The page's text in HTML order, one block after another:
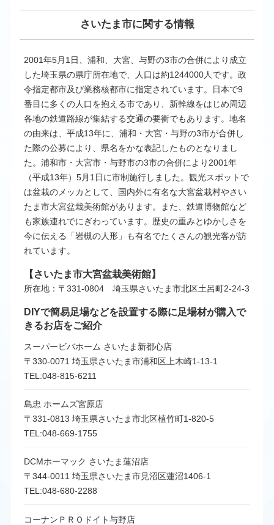
西浦和
南浦和
武蔵浦和
浦和美園
与野
与野本町
岩槻
東岩槻
宮原
東宮原
さいたま新都心
土呂
鉄道博物館
日進
七里
指扇
加茂宮
吉野原
今羽
大和田
さいたま市に関する情報
2001年5月1日、浦和、大宮、与野の3市の合併により成立
した埼玉県の県庁所在地で、人口は約1244000人です。政
令指定都市及び業務核都市に指定されています。日本で9
番目に多くの人口を抱える市であり、新幹線をはじめ周辺
各地の鉄道路線が集結する交通の要衝でもあります。地名
の由来は、平成13年に、浦和・大宮・与野の3市が合併し
た際の公募により、県名をかな表記したものとなりまし
た。浦和市・大宮市・与野市の3市の合併により2001年
（平成13年）5月1日に市制施行しました。観光スポットで
は盆栽のメッカとして、国内外に有名な大宮盆栽村やさい
たま市大宮盆栽美術館があります。また、鉄道博物館など
も家族連れでにぎわっています。歴史の重みとゆかしさを
今に伝える「岩槻の人形」も有名でたくさんの観光客が訪
れています。
【さいたま市大宮盆栽美術館】
所在地：〒331-0804 埼玉県さいたま市北区土呂町2-24-3
DIYで簡易足場などを設置する際に足場材が購入で
きるお店をご紹介
スーパービバホーム さいたま新都心店
〒330-0071 埼玉県さいたま市浦和区上木崎1-13-1
TEL:048-815-6211
島忠 ホームズ宮原店
〒331-0813 埼玉県さいたま市北区植竹町1-820-5
TEL:048-669-1755
DCMホーマック さいたま蓮沼店
〒344-0011 埼玉県さいたま市見沼区蓮沼1406-1
TEL:048-680-2288
コーナンＰＲＯドイト与野店